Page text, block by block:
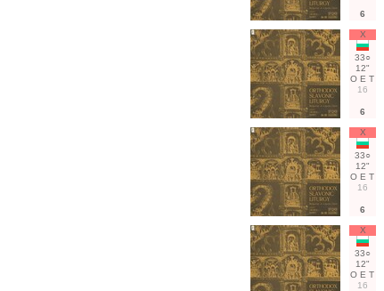
6
Х
33○
12"
О Е Т
16
6
Х
33○
12"
О Е Т
16
6
Х
33○
12"
О Е Т
16